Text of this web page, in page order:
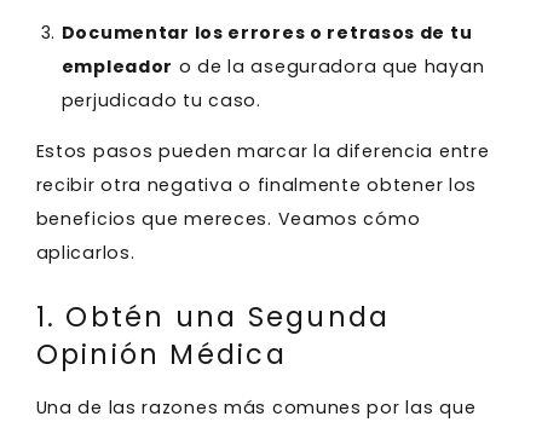
Documentar los errores o retrasos de tu
empleador o de la aseguradora que hayan
perjudicado tu caso.
Estos pasos pueden marcar la diferencia entre
recibir otra negativa o finalmente obtener los
beneficios que mereces. Veamos cómo
aplicarlos.
1. Obtén una Segunda
Opinión Médica
Una de las razones más comunes por las que